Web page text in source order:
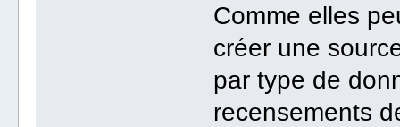
Comme elles
créer une
par type de
recensements